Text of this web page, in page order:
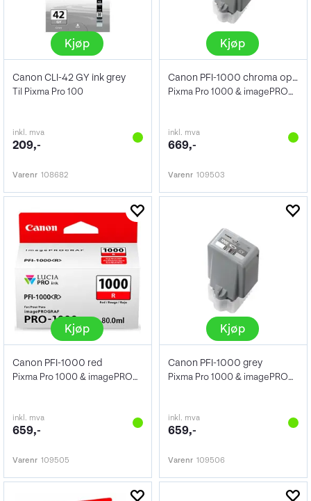
Kjøp
Canon CLI-42 GY ink grey
Til Pixma Pro 100
inkl. mva
209,-
Varenr 108682
Kjøp
Canon PFI-1000 chroma optimizer
Pixma Pro 1000 & imagePROGRAF Pro-1000
inkl. mva
669,-
Varenr 109503
Kjøp
Canon PFI-1000 red
Pixma Pro 1000 & imagePROGRAF Pro-1000
inkl. mva
659,-
Varenr 109505
Kjøp
Canon PFI-1000 grey
Pixma Pro 1000 & imagePROGRAF Pro-1000
inkl. mva
659,-
Varenr 109506